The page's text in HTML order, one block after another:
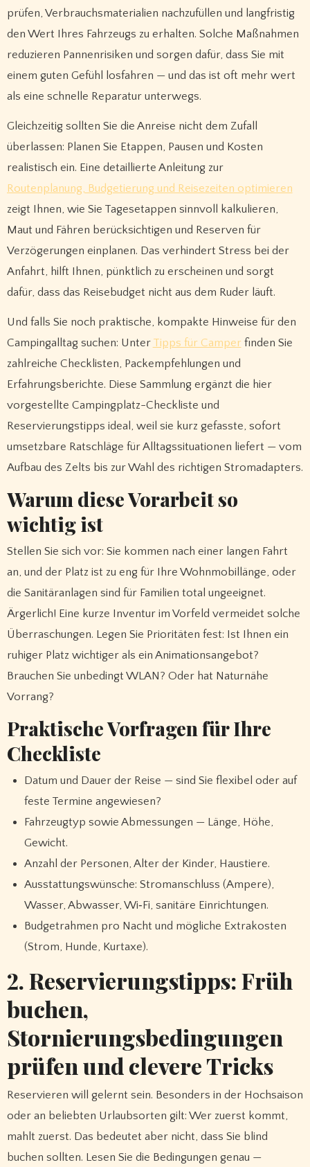
prüfen, Verbrauchsmaterialien nachzufüllen und langfristig
den Wert Ihres Fahrzeugs zu erhalten. Solche Maßnahmen
reduzieren Pannenrisiken und sorgen dafür, dass Sie mit
einem guten Gefühl losfahren — und das ist oft mehr wert
als eine schnelle Reparatur unterwegs.
Gleichzeitig sollten Sie die Anreise nicht dem Zufall
überlassen: Planen Sie Etappen, Pausen und Kosten
realistisch ein. Eine detaillierte Anleitung zur
Routenplanung, Budgetierung und Reisezeiten optimieren
zeigt Ihnen, wie Sie Tagesetappen sinnvoll kalkulieren,
Maut und Fähren berücksichtigen und Reserven für
Verzögerungen einplanen. Das verhindert Stress bei der
Anfahrt, hilft Ihnen, pünktlich zu erscheinen und sorgt
dafür, dass das Reisebudget nicht aus dem Ruder läuft.
Und falls Sie noch praktische, kompakte Hinweise für den
Campingalltag suchen: Unter Tipps für Camperfinden Sie
zahlreiche Checklisten, Packempfehlungen und
Erfahrungsberichte. Diese Sammlung ergänzt die hier
vorgestellte Campingplatz-Checkliste und
Reservierungstipps ideal, weil sie kurz gefasste, sofort
umsetzbare Ratschläge für Alltagssituationen liefert — vom
Aufbau des Zelts bis zur Wahl des richtigen Stromadapters.
Warum diese Vorarbeit so
wichtig ist
Stellen Sie sich vor: Sie kommen nach einer langen Fahrt
an, und der Platz ist zu eng für Ihre Wohnmobillänge, oder
die Sanitäranlagen sind für Familien total ungeeignet.
Ärgerlich! Eine kurze Inventur im Vorfeld vermeidet solche
Überraschungen. Legen Sie Prioritäten fest: Ist Ihnen ein
ruhiger Platz wichtiger als ein Animationsangebot?
Brauchen Sie unbedingt WLAN? Oder hat Naturnähe
Vorrang?
Praktische Vorfragen für Ihre
Checkliste
Datum und Dauer der Reise — sind Sie flexibel oder auf
feste Termine angewiesen?
Fahrzeugtyp sowie Abmessungen — Länge, Höhe,
Gewicht.
Anzahl der Personen, Alter der Kinder, Haustiere.
Ausstattungswünsche: Stromanschluss (Ampere),
Wasser, Abwasser, Wi‑Fi, sanitäre Einrichtungen.
Budgetrahmen pro Nacht und mögliche Extrakosten
(Strom, Hunde, Kurtaxe).
2. Reservierungstipps: Früh
buchen,
Stornierungsbedingungen
prüfen und clevere Tricks
Reservieren will gelernt sein. Besonders in der Hochsaison
oder an beliebten Urlaubsorten gilt: Wer zuerst kommt,
mahlt zuerst. Das bedeutet aber nicht, dass Sie blind
buchen sollten. Lesen Sie die Bedingungen genau —